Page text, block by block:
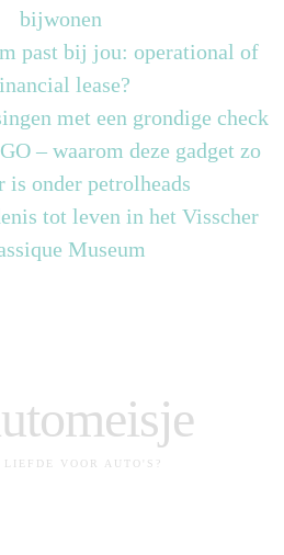
bijwonen
past bij jou: operational of
lease?
met een grondige check
– waarom deze gadget zo
is onder petrolheads
tot leven in het Visscher
Museum
VOOR AUTO'S?